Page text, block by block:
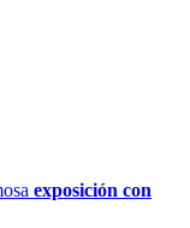
exposición con